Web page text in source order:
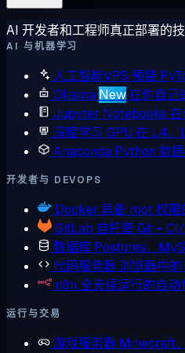
AI 开发者和工程师真正部署的技
AI 与机器学习
人工智能VPS 预装
Ollama New在你自己
Jupyter Notebooks
深度学习 GPU 在 L4、
Anaconda Python 数
开发者与 DEVOPS
Docker 具备 root 权限
GitLab 自托管 Git +
数据库 Postgres、
代码服务器 浏览器中
n8n 全天候运行的自动
运行与交易
游戏服务器 Minecraft